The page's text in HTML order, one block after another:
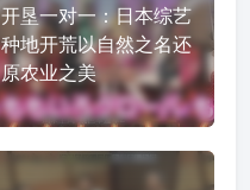
开垦一对一：日本综艺
种地开荒以自然之名还
原农业之美